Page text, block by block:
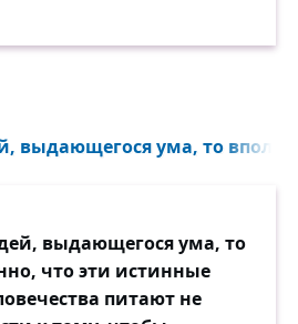
выдающегося ума, то вполне
выдающегося ума, то
что эти истинные
питают не